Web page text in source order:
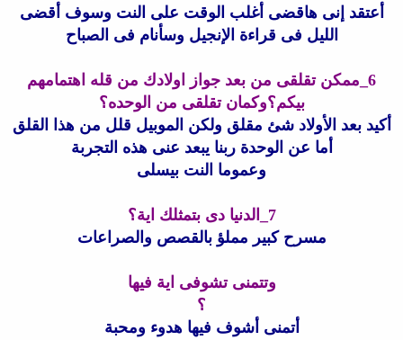
أعتقد إنى هاقضى أغلب الوقت على النت وسوف أقضى
الليل فى قراءة الإنجيل وسأنام فى الصباح
6_ممكن تقلقى من بعد جواز اولادك من قله اهتمامهم
بيكم؟وكمان تقلقى من الوحده؟
أكيد بعد الأولاد شئ مقلق ولكن الموبيل قلل من هذا القلق
أما عن الوحدة ربنا يبعد عنى هذه التجربة
وعموما النت بيسلى
7_الدنيا دى بتمثلك اية؟
مسرح كبير مملؤ بالقصص والصراعات
وتتمنى تشوفى اية فيها
؟
أتمنى أشوف فيها هدوء ومحبة